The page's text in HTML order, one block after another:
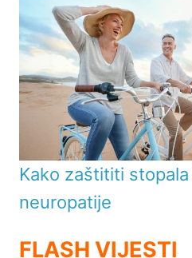
Kako zaštititi
neuropatije
FLASH VIJESTI